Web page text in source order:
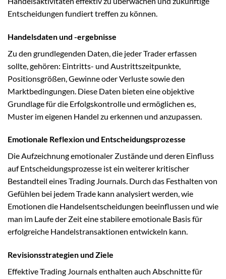
Entscheidungen fundiert treffen zu können.
Handelsdaten und -ergebnisse
Zu den grundlegenden Daten, die jeder Trader erfassen
sollte, gehören: Eintritts- und Austrittszeitpunkte,
Positionsgrößen, Gewinne oder Verluste sowie den
Marktbedingungen. Diese Daten bieten eine objektive
Grundlage für die Erfolgskontrolle und ermöglichen es,
Muster im eigenen Handel zu erkennen und anzupassen.
Emotionale Reflexion und Entscheidungsprozesse
Die Aufzeichnung emotionaler Zustände und deren Einfluss
auf Entscheidungsprozesse ist ein weiterer kritischer
Bestandteil eines Trading Journals. Durch das Festhalten von
Gefühlen bei jedem Trade kann analysiert werden, wie
Emotionen die Handelsentscheidungen beeinflussen und wie
man im Laufe der Zeit eine stabilere emotionale Basis für
erfolgreiche Handelstransaktionen entwickeln kann.
Revisionsstrategien und Ziele
Effektive Trading Journals enthalten auch Abschnitte für